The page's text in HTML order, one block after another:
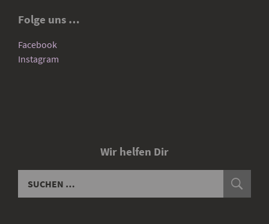
Folge uns …
Facebook
Instagram
Wir helfen Dir